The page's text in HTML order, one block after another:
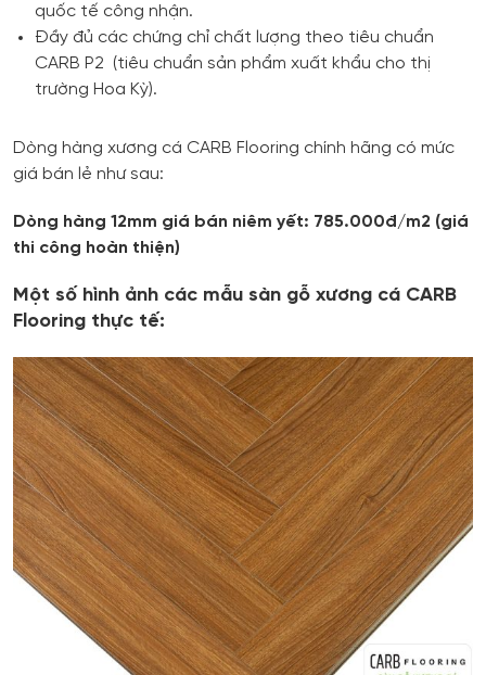
quốc tế công nhận.
Đầy đủ các chứng chỉ chất lượng theo tiêu chuẩn
CARB P2 (tiêu chuẩn sản phẩm xuất khẩu cho thị
trường Hoa Kỳ).
Dòng hàng xương cá CARB Flooring chính hãng có mức
giá bán lẻ như sau:
Dòng hàng 12mm giá bán niêm yết: 785.000đ/m2 (giá
thi công hoàn thiện)
Một số hình ảnh các mẫu sàn gỗ xương cá CARB
Flooring thực tế: